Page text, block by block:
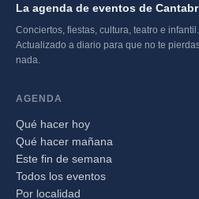
La agenda de eventos de
Conciertos, fiestas, cultura, teatro e infantil.
Actualizado a diario para que no te
nada.
AGENDA
Qué hacer hoy
Qué hacer mañana
Este fin de semana
Todos los eventos
Por localidad